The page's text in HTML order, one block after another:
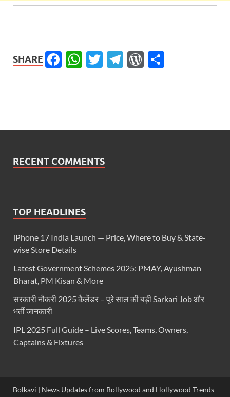
SHARE Facebook
WhatsApp
Twitter
Telegram
WordPress
RECENT COMMENTS
TOP HEADLINES
iPhone 17 India Launch — Price, Where to Buy & State-
wise Store Details
Latest Government Schemes 2025: PMAY, Ayushman
Bharat, PM Kisan & More
सरकारी नौकरी 2025 कैलेंडर – पूरे साल की बड़ी Sarkari Job और
भर्ती जानकारी
IPL 2025 Full Guide – Live Scores, Teams, Owners,
Captains & Fixtures
Bolkavi | News Updates from Bollywood and Hollywood Trends